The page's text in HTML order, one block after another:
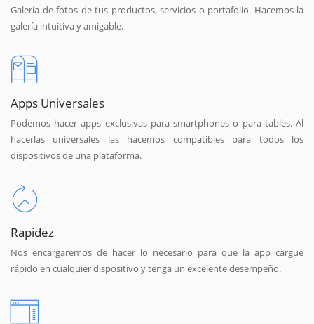
Galería de fotos de tus productos, servicios o portafolio. Hacemos la
galería intuitiva y amigable.
Apps Universales
Podemos hacer apps exclusivas para smartphones o para tables. Al
hacerlas universales las hacemos compatibles para todos los
dispositivos de una plataforma.
Rapidez
Nos encargaremos de hacer lo necesario para que la app cargue
rápido en cualquier dispositivo y tenga un excelente desempeño.